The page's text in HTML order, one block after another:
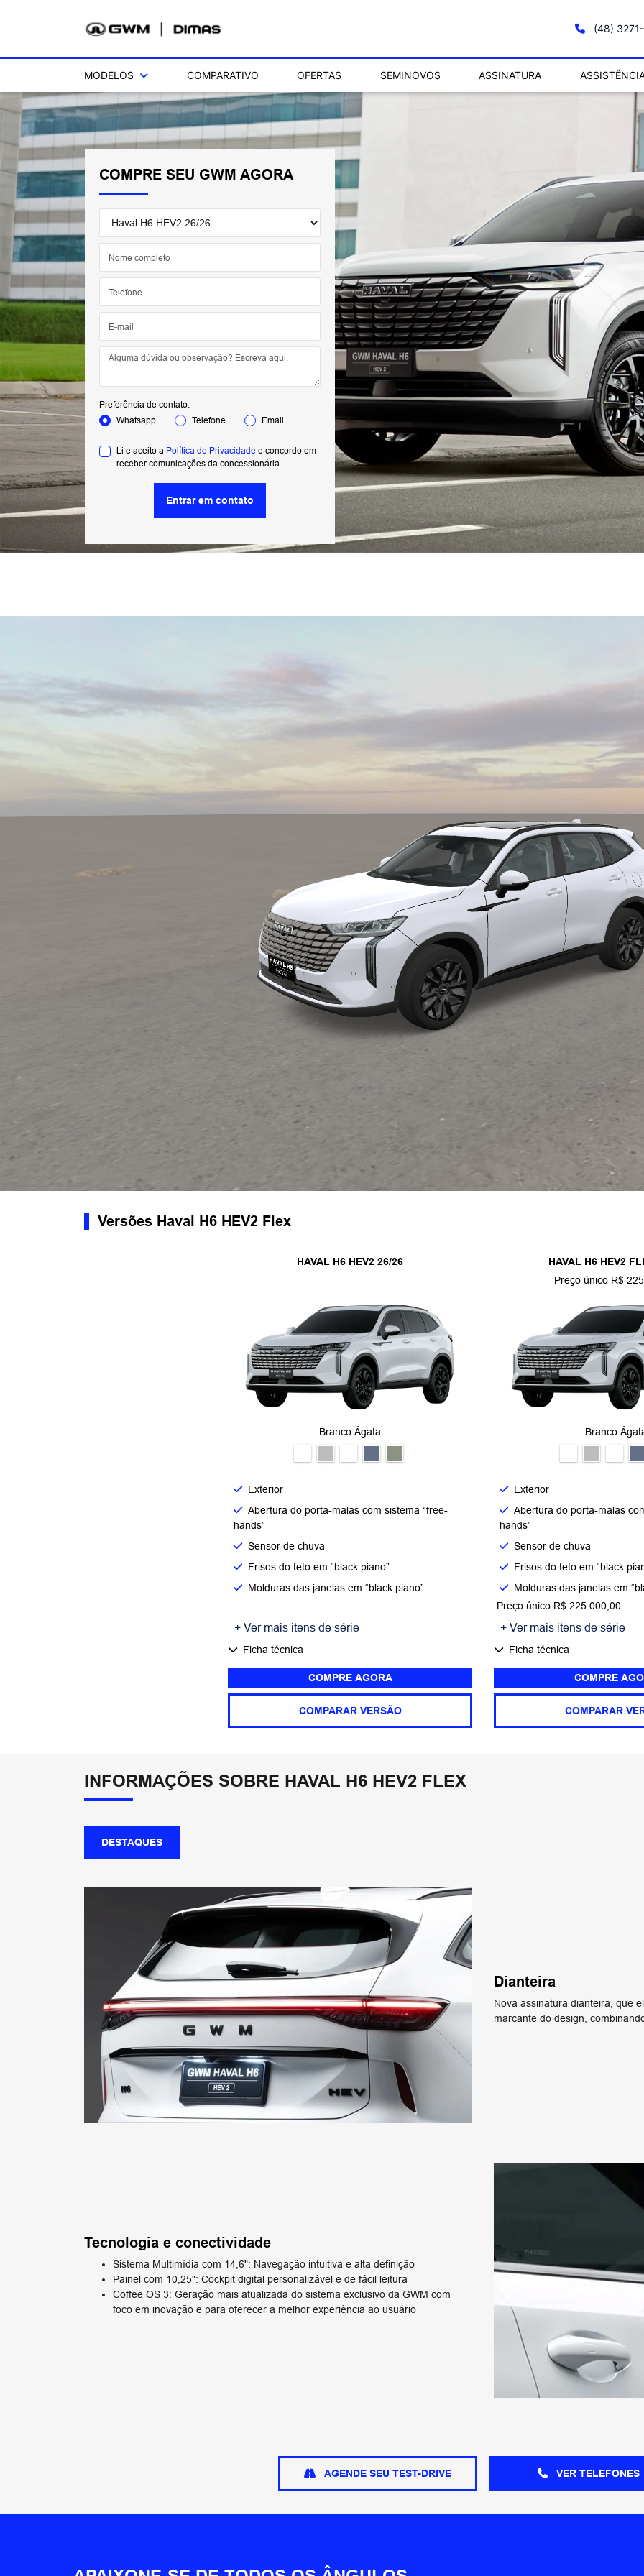
(48)
MODELOS COMPARATIVO OFERTAS SEMINOVOS ASSINATURA
COMPRE SEU GWM AGORA
Preferência de contato:
Whatsapp
Telefone Email
Li e aceito a Política de Privacidade e concordo em
receber comunicações da concessionária.
Entrar em contato
Versões Haval H6 HEV2 Flex
HAVAL H6 HEV2 26/26
Branco Ágata
Exterior
Abertura do porta-malas com sistema “free-
hands”
Sensor de chuva
Frisos do teto em “black piano”
Molduras das janelas em “black piano”
+ Ver mais itens de série
Ficha técnica
COMPRE AGORA
COMPARAR VERSÃO
HAVAL H6 HEV2
Preço único R$
Branco
Exterior
Abertura do porta-malas
hands”
Sensor de chuva
Frisos do teto em “black
Molduras das janelas em
Preço único R$ 225.000,00
+ Ver mais itens de série
Ficha técnica
COMPRE
COMPARAR
INFORMAÇÕES SOBRE HAVAL H6 HEV2 FLEX
DESTAQUES
Dianteira
Nova assinatura dianteira, que
marcante do design,
Tecnologia e conectividade
Sistema Multimídia com 14,6": Navegação intuitiva e alta definição
Painel com 10,25": Cockpit digital personalizável e de fácil leitura
Coffee OS 3: Geração mais atualizada do sistema exclusivo da GWM com
foco em inovação e para oferecer a melhor experiência ao usuário
VER TELEFONES
AGENDE SEU TEST-DRIVE